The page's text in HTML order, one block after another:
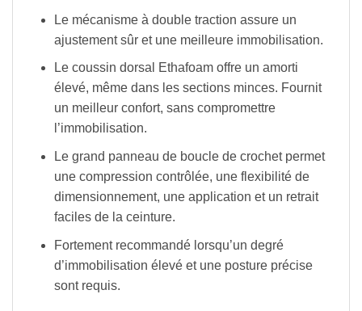
Le mécanisme à double traction assure un
ajustement sûr et une meilleure immobilisation.
Le coussin dorsal Ethafoam offre un amorti
élevé, même dans les sections minces. Fournit
un meilleur confort, sans compromettre
l’immobilisation.
Le grand panneau de boucle de crochet permet
une compression contrôlée, une flexibilité de
dimensionnement, une application et un retrait
faciles de la ceinture.
Fortement recommandé lorsqu’un degré
d’immobilisation élevé et une posture précise
sont requis.